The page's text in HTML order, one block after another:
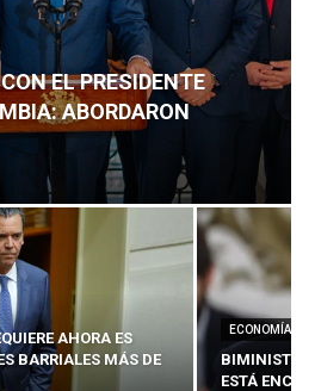
EL PRESIDENTE
ABORDARON
AHORA ES
BARRIALES MÁS DE
ECONOMÍA
BIMINISTRO
ESTÁ